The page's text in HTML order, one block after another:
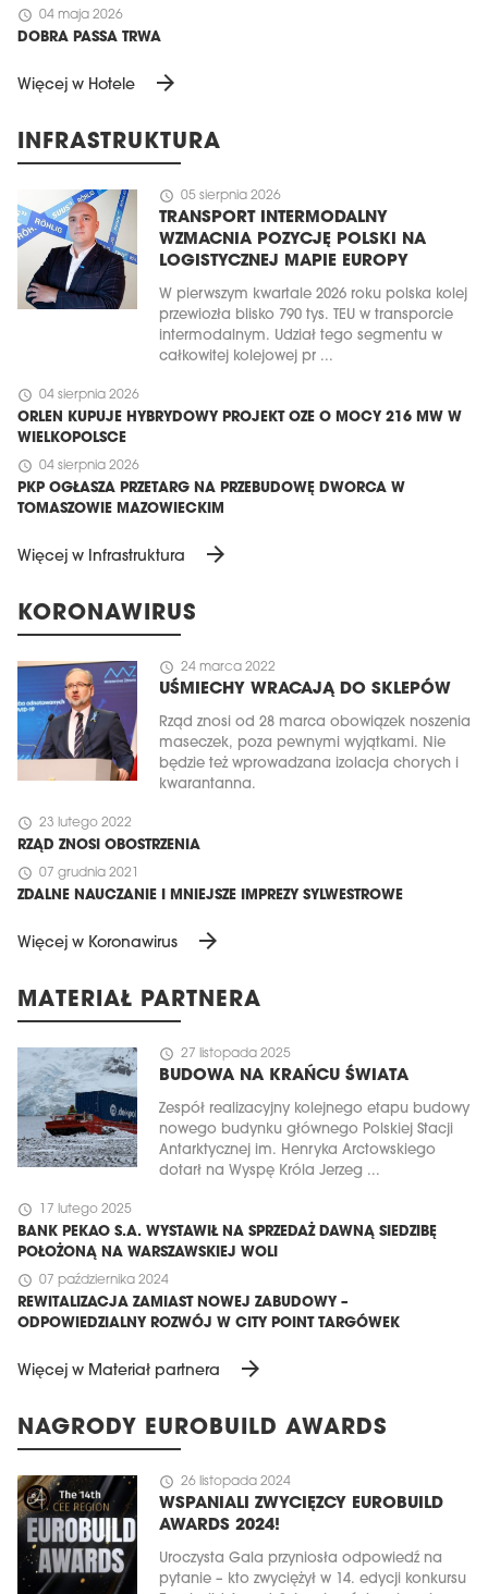
schedule 04 maja 2026
DOBRA PASSA TRWA
Więcej w Hotele arrow_forward
INFRASTRUKTURA
schedule 05 sierpnia 2026
TRANSPORT INTERMODALNY
WZMACNIA POZYCJĘ POLSKI NA
LOGISTYCZNEJ MAPIE EUROPY
W pierwszym kwartale 2026 roku polska kolej
przewiozła blisko 790 tys. TEU w transporcie
intermodalnym. Udział tego segmentu w
całkowitej kolejowej pr ...
schedule 04 sierpnia 2026
ORLEN KUPUJE HYBRYDOWY PROJEKT OZE O MOCY 216 MW W
WIELKOPOLSCE
schedule 04 sierpnia 2026
PKP OGŁASZA PRZETARG NA PRZEBUDOWĘ DWORCA W
TOMASZOWIE MAZOWIECKIM
Więcej w Infrastruktura arrow_forward
KORONAWIRUS
schedule 24 marca 2022
UŚMIECHY WRACAJĄ DO SKLEPÓW
Rząd znosi od 28 marca obowiązek noszenia
maseczek, poza pewnymi wyjątkami. Nie
będzie też wprowadzana izolacja chorych i
kwarantanna.
schedule 23 lutego 2022
RZĄD ZNOSI OBOSTRZENIA
schedule 07 grudnia 2021
ZDALNE NAUCZANIE I MNIEJSZE IMPREZY SYLWESTROWE
Więcej w Koronawirus arrow_forward
MATERIAŁ PARTNERA
schedule 27 listopada 2025
BUDOWA NA KRAŃCU ŚWIATA
Zespół realizacyjny kolejnego etapu budowy
nowego budynku głównego Polskiej Stacji
Antarktycznej im. Henryka Arctowskiego
dotarł na Wyspę Króla Jerzeg ...
schedule 17 lutego 2025
BANK PEKAO S.A. WYSTAWIŁ NA SPRZEDAŻ DAWNĄ SIEDZIBĘ
POŁOŻONĄ NA WARSZAWSKIEJ WOLI
schedule 07 października 2024
REWITALIZACJA ZAMIAST NOWEJ ZABUDOWY –
ODPOWIEDZIALNY ROZWÓJ W CITY POINT TARGÓWEK
Więcej w Materiał partnera arrow_forward
NAGRODY EUROBUILD AWARDS
schedule 26 listopada 2024
WSPANIALI ZWYCIĘZCY EUROBUILD
AWARDS 2024!
Uroczysta Gala przyniosła odpowiedź na
pytanie – kto zwyciężył w 14. edycji konkursu